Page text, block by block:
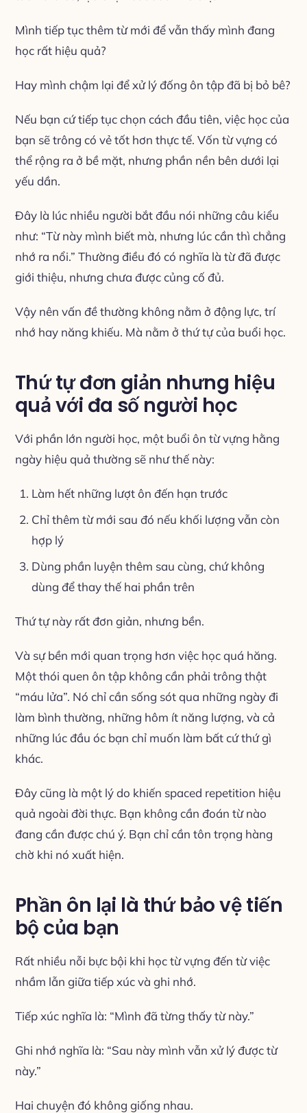
Mình tiếp tục thêm từ mới để vẫn thấy mình đang
học rất hiệu quả?
Hay mình chậm lại để xử lý đống ôn tập đã bị bỏ bê?
Nếu bạn cứ tiếp tục chọn cách đầu tiên, việc học của
bạn sẽ trông có vẻ tốt hơn thực tế. Vốn từ vựng có
thể rộng ra ở bề mặt, nhưng phần nền bên dưới lại
yếu dần.
Đây là lúc nhiều người bắt đầu nói những câu kiểu
như: “Từ này mình biết mà, nhưng lúc cần thì chẳng
nhớ ra nổi.” Thường điều đó có nghĩa là từ đã được
giới thiệu, nhưng chưa được củng cố đủ.
Vậy nên vấn đề thường không nằm ở động lực, trí
nhớ hay năng khiếu. Mà nằm ở thứ tự của buổi học.
Thứ tự đơn giản nhưng hiệu
quả với đa số người học
Với phần lớn người học, một buổi ôn từ vựng hằng
ngày hiệu quả thường sẽ như thế này:
Làm hết những lượt ôn đến hạn trước
Chỉ thêm từ mới sau đó nếu khối lượng vẫn còn
hợp lý
Dùng phần luyện thêm sau cùng, chứ không
dùng để thay thế hai phần trên
Thứ tự này rất đơn giản, nhưng bền.
Và sự bền mới quan trọng hơn việc học quá hăng.
Một thói quen ôn tập không cần phải trông thật
“máu lửa”. Nó chỉ cần sống sót qua những ngày đi
làm bình thường, những hôm ít năng lượng, và cả
những lúc đầu óc bạn chỉ muốn làm bất cứ thứ gì
khác.
Đây cũng là một lý do khiến spaced repetition hiệu
quả ngoài đời thực. Bạn không cần đoán từ nào
đang cần được chú ý. Bạn chỉ cần tôn trọng hàng
chờ khi nó xuất hiện.
Phần ôn lại là thứ bảo vệ tiến
bộ của bạn
Rất nhiều nỗi bực bội khi học từ vựng đến từ việc
nhầm lẫn giữa tiếp xúc và ghi nhớ.
Tiếp xúc nghĩa là: “Mình đã từng thấy từ này.”
Ghi nhớ nghĩa là: “Sau này mình vẫn xử lý được từ
này.”
Hai chuyện đó không giống nhau.